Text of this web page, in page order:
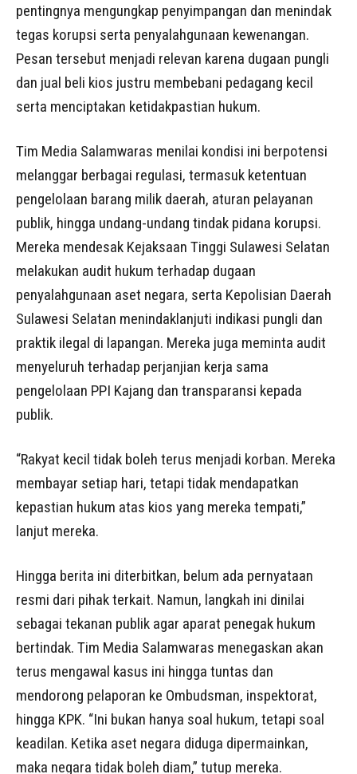
pentingnya mengungkap penyimpangan dan menindak
tegas korupsi serta penyalahgunaan kewenangan.
Pesan tersebut menjadi relevan karena dugaan pungli
dan jual beli kios justru membebani pedagang kecil
serta menciptakan ketidakpastian hukum.
Tim Media Salamwaras menilai kondisi ini berpotensi
melanggar berbagai regulasi, termasuk ketentuan
pengelolaan barang milik daerah, aturan pelayanan
publik, hingga undang-undang tindak pidana korupsi.
Mereka mendesak Kejaksaan Tinggi Sulawesi Selatan
melakukan audit hukum terhadap dugaan
penyalahgunaan aset negara, serta Kepolisian Daerah
Sulawesi Selatan menindaklanjuti indikasi pungli dan
praktik ilegal di lapangan. Mereka juga meminta audit
menyeluruh terhadap perjanjian kerja sama
pengelolaan PPI Kajang dan transparansi kepada
publik.
“Rakyat kecil tidak boleh terus menjadi korban. Mereka
membayar setiap hari, tetapi tidak mendapatkan
kepastian hukum atas kios yang mereka tempati,”
lanjut mereka.
Hingga berita ini diterbitkan, belum ada pernyataan
resmi dari pihak terkait. Namun, langkah ini dinilai
sebagai tekanan publik agar aparat penegak hukum
bertindak. Tim Media Salamwaras menegaskan akan
terus mengawal kasus ini hingga tuntas dan
mendorong pelaporan ke Ombudsman, inspektorat,
hingga KPK. “Ini bukan hanya soal hukum, tetapi soal
keadilan. Ketika aset negara diduga dipermainkan,
maka negara tidak boleh diam,” tutup mereka.